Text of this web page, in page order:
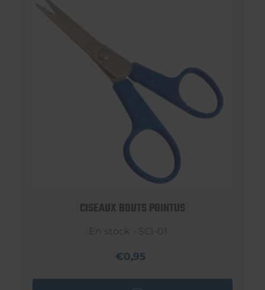
CISEAUX BOUTS POINTUS
En stock - SCI-01
€0,95